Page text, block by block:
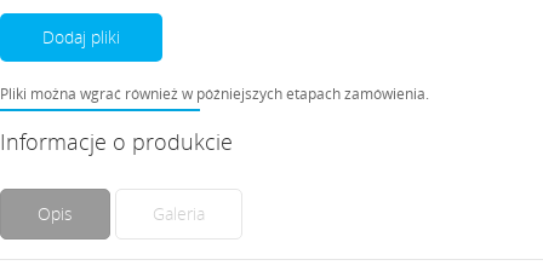
Dodaj pliki
Pliki można wgrać również w późniejszych etapach zamówienia.
Informacje o produkcie
Opis Galeria